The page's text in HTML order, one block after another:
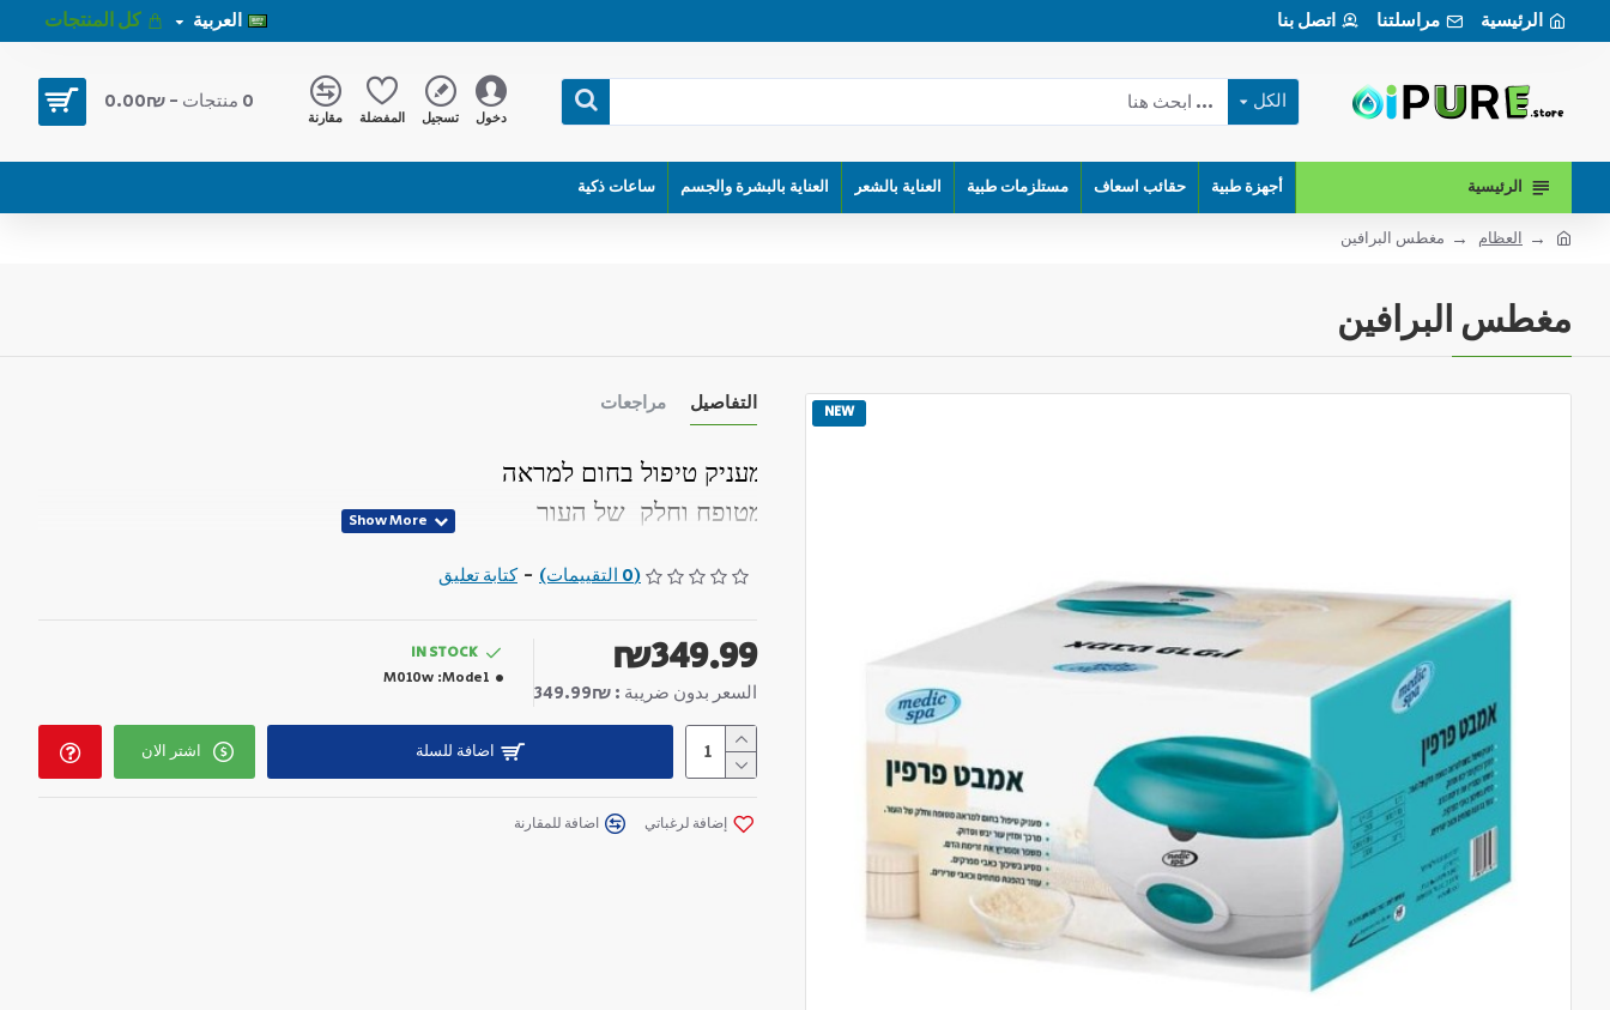
الرئيسية مراسلتنا اتصل بنا العربية كل المنتجات
الكل
دخول تسجيل المفضلة مقارنة
0 منتجات - ₪0.00
الرئيسية أجهزة طبية حقائب اسعاف مستلزمات طبية العناية بالشعر العناية بالبشرة والجسم ساعات ذكية
العظام مغطس البرافين
مغطس البرافين
NEW التفاصيل مراجعات
מעניק טיפול בחום למראה
מטופח וחלק של העור
משפר וממריץ את זרימת הדם
שרירים
(0 التقييمات) - كتابة تعليق
₪349.99
السعر بدون ضريبة : ₪349.99
IN STOCK
Model:
M010w
اضافة للسلة اشتر الان
إضافة لرغباتي اضافة للمقارنة